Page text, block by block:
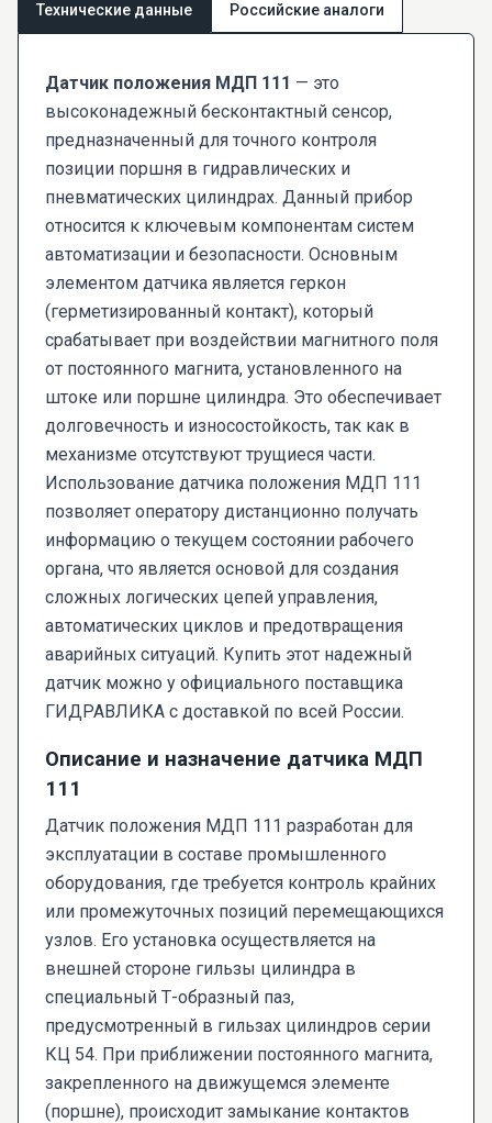
Технические данные Российские аналоги
Датчик положения МДП 111 — это
высоконадежный бесконтактный сенсор,
предназначенный для точного контроля
позиции поршня в гидравлических и
пневматических цилиндрах. Данный прибор
относится к ключевым компонентам систем
автоматизации и безопасности. Основным
элементом датчика является геркон
(герметизированный контакт), который
срабатывает при воздействии магнитного поля
от постоянного магнита, установленного на
штоке или поршне цилиндра. Это обеспечивает
долговечность и износостойкость, так как в
механизме отсутствуют трущиеся части.
Использование датчика положения МДП 111
позволяет оператору дистанционно получать
информацию о текущем состоянии рабочего
органа, что является основой для создания
сложных логических цепей управления,
автоматических циклов и предотвращения
аварийных ситуаций. Купить этот надежный
датчик можно у официального поставщика
ГИДРАВЛИКА с доставкой по всей России.
Описание и назначение датчика МДП
111
Датчик положения МДП 111 разработан для
эксплуатации в составе промышленного
оборудования, где требуется контроль крайних
или промежуточных позиций перемещающихся
узлов. Его установка осуществляется на
внешней стороне гильзы цилиндра в
специальный Т-образный паз,
предусмотренный в гильзах цилиндров серии
КЦ 54. При приближении постоянного магнита,
закрепленного на движущемся элементе
(поршне), происходит замыкание контактов